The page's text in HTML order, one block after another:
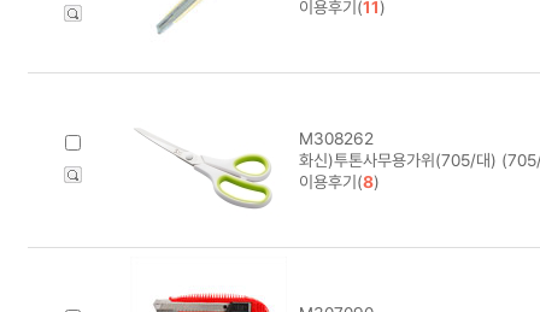
이용후기(11)
M308262
화신)투톤사무용가위(705/대)
이용후기(8)